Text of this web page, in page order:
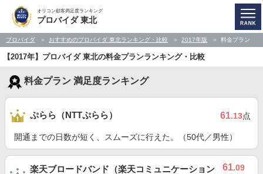
オリコン顧客満足度ランキング
プロバイダ 東北
プロバイダ おすすめのプロバイダ 東北ランキング・比較 2017年版 料金プラン
【2017年】プロバイダ 東北の料金プランランキング・比較
料金プラン 満足度ランキング
ぷらら（NTTぷらら） 61.13点
開通までの日数が短く、スムーズに行えた。（50代／男性）
楽天ブロードバンド（楽天コミュニケーション
61.09